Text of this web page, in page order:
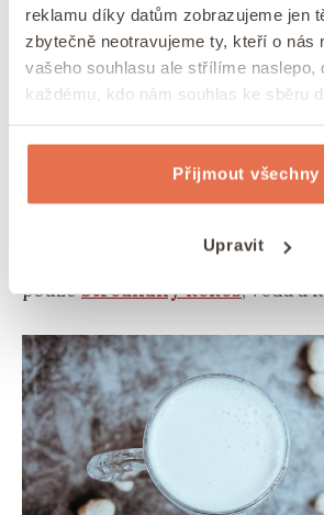
reklamu díky datům zobrazujeme jen
zbytečně neotravujeme ty, kteří o nás
vašeho souhlasu ale střílíme naslepo,
každému, kdo nám souhlas ke sběru
Přijmout všechny
Upravit
bohatou a krémovou chutí.Je
asijské kuchyni, zejména při
karia kokosových dezertů.
zdravých tuků, vitamínů a
Kokosové mléko patří k
můžete připravit doma. K
pouzestrouhaný kokos, voda a